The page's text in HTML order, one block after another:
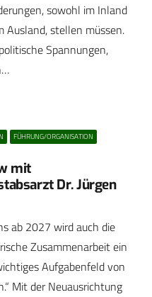
sowohl im Inland
Ausland, stellen müssen.
Spannungen,
FÜHRUNG/ORGANISATION
mit
Dr. Jürgen
ab 2027 wird auch die
Zusammenarbeit ein
Aufgabenfeld von
Mit der Neuausrichtung